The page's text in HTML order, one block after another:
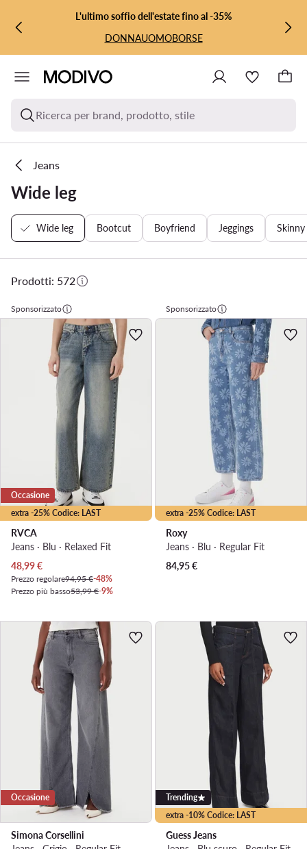
VAI AL CONTENUTO PRINCIPALE
VAI ALLA RICERCAL'ultimo soffio dell'estate fino al -35%
DONNAUOMOBORSE
Ricerca per brand, prodotto, stile
Jeans
Wide leg
Wide leg Bootcut Boyfriend Jeggings
Prodotti: 572
Sponsorizzato
extra -25% Codice: LAST
Occasione
RVCA
Jeans · Blu · Relaxed Fit
Prezzo attuale
48,99€
Prezzo regolare94,95 €-48%
Prezzo più basso53,99 €-9%
Sponsorizzato
extra -25% Codice: LAST
Roxy
Jeans · Blu · Regular Fit
84,95€
Occasione
Simona Corsellini
extra -10% Codice: LAST
Trending
Guess Jeans